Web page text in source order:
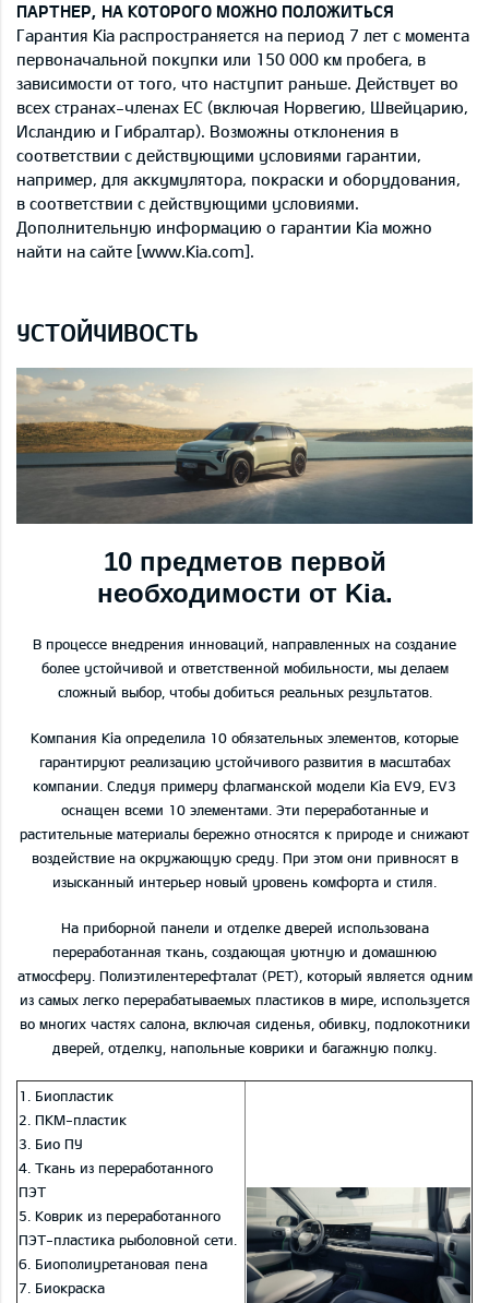
ПАРТНЕР, НА КОТОРОГО МОЖНО ПОЛОЖИТЬСЯ
Гарантия Kia распространяется на период 7 лет с момента
первоначальной покупки или 150 000 км пробега, в
зависимости от того, что наступит раньше. Действует во
всех странах-членах ЕС (включая Норвегию, Швейцарию,
Исландию и Гибралтар). Возможны отклонения в
соответствии с действующими условиями гарантии,
например, для аккумулятора, покраски и оборудования,
в соответствии с действующими условиями.
Дополнительную информацию о гарантии Kia можно
найти на сайте [www.Kia.com].
УСТОЙЧИВОСТЬ
10 предметов первой
необходимости от Kia.
В процессе внедрения инноваций, направленных на создание
более устойчивой и ответственной мобильности, мы делаем
сложный выбор, чтобы добиться реальных результатов.
Компания Kia определила 10 обязательных элементов, которые
гарантируют реализацию устойчивого развития в масштабах
компании. Следуя примеру флагманской модели Kia EV9, EV3
оснащен всеми 10 элементами. Эти переработанные и
растительные материалы бережно относятся к природе и снижают
воздействие на окружающую среду. При этом они привносят в
изысканный интерьер новый уровень комфорта и стиля.
На приборной панели и отделке дверей использована
переработанная ткань, создающая уютную и домашнюю
атмосферу. Полиэтилентерефталат (PET), который является одним
из самых легко перерабатываемых пластиков в мире, используется
во многих частях салона, включая сиденья, обивку, подлокотники
дверей, отделку, напольные коврики и багажную полку.
1. Биопластик
2. ПКМ-пластик
3. Био ПУ
4. Ткань из переработанного
ПЭТ
5. Коврик из переработанного
ПЭТ-пластика рыболовной сети.
6. Биополиуретановая пена
7. Биокраска